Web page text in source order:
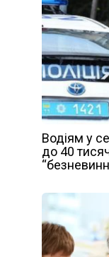
Водіям у
до 40